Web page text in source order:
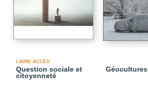
LIBRE ACCÈS
Question sociale et
citoyenneté
Géocultures